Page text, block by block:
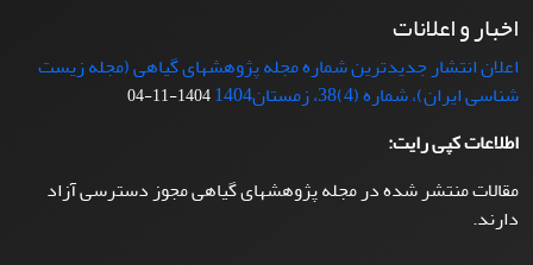
اخبار و اعلانات
اعلان انتشار جدیدترین شماره مجله پژوهشهای گیاهی (مجله زیست
شناسی ایران)، شماره (4)38، زمستان1404
1404-11-04
اطلاعات کپی رایت:
مقالات منتشر شده در مجله پژوهشهای گیاهی مجوز دسترسی آزاد
دارند.